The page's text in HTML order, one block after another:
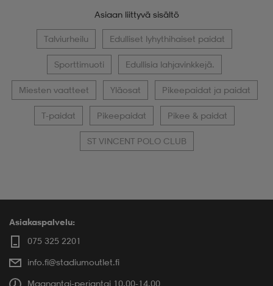
Asiaan liittyvä sisältö
Talviurheilu Edulliset lyhythihaiset paidat
Sporttimuoti Edullisia lahjavinkkejä.
Miesten vaatteet Yläosat Pikeepaidat ja paidat
T-paidat Pikeepaidat Pikee & paidat
ST VINCENT POLO CLUB
Asiakaspalvelu:
075 325 2201
info.fi@stadiumoutlet.fi
Maanantai-perjantai 10.00-14.00